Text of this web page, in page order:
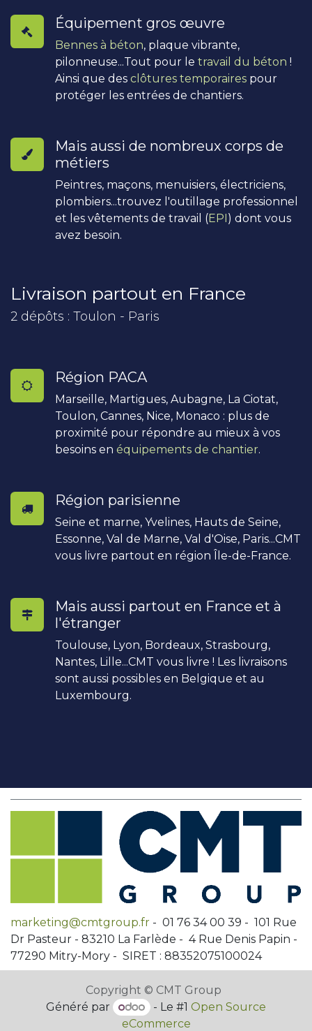
Équipement gros œuvre
Bennes à béton, plaque vibrante,
pilonneuse...Tout pour le travail du béton !
Ainsi que des clôtures temporaires pour
protéger les entrées de chantiers.
Mais aussi de nombreux corps de
métiers
Peintres, maçons, menuisiers, électriciens,
plombiers...trouvez l'outillage professionnel
et les vêtements de travail (EPI) dont vous
avez besoin.
Livraison partout en France
2 dépôts : Toulon - Paris
Région PACA
Marseille, Martigues, Aubagne, La Ciotat,
Toulon, Cannes, Nice, Monaco : plus de
proximité pour répondre au mieux à vos
besoins en équipements de chantier.
Région parisienne
Seine et marne, Yvelines, Hauts de Seine,
Essonne, Val de Marne, Val d'Oise, Paris...CMT
vous livre partout en région Île-de-France.
Mais aussi partout en France et à
l'étranger
Toulouse, Lyon, Bordeaux, Strasbourg,
Nantes, Lille...CMT vous livre ! Les livraisons
sont aussi possibles en Belgique et au
Luxembourg.
marketing@cmtgroup.fr - 01 76 34 00 39 - 101 Rue
Dr Pasteur - 83210 La Farlède - 4 Rue Denis Papin -
77290 Mitry-Mory - SIRET : 88352075100024
Copyright © CMT Group
Généré par
- Le #1Open Source
eCommerce